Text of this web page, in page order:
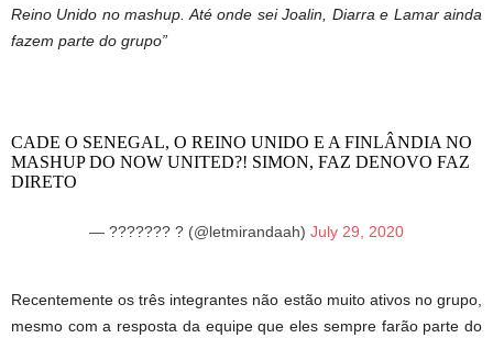
Reino Unido no mashup. Até onde sei Joalin, Diarra e Lamar ainda
fazem parte do grupo”
CADE O SENEGAL, O REINO UNIDO E A FINLÂNDIA NO
MASHUP DO NOW UNITED?! SIMON, FAZ DENOVO FAZ
DIRETO
— ??????? ? (@letmirandaah) July 29, 2020
Recentemente os três integrantes não estão muito ativos no grupo,
mesmo com a resposta da equipe que eles sempre farão parte do